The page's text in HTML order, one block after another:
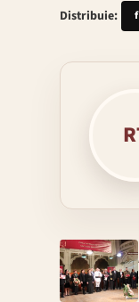
Distribuie: f